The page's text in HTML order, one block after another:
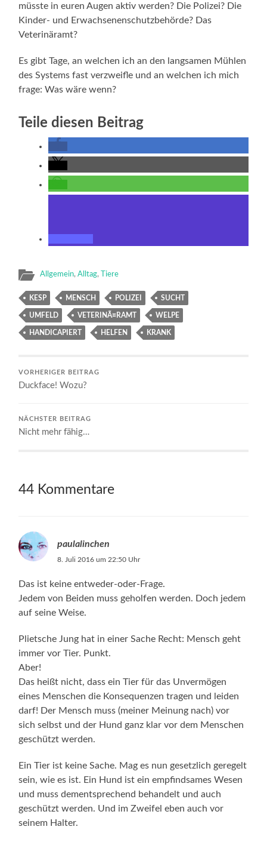
müsste in euren Augen aktiv werden? Die Polizei? Die
Kinder- und Erwachsenenschutzbehörde? Das
Veterinäramt?
Es gibt Tage, an welchen ich an den langsamen Mühlen
des Systems fast verzweifle und an welchen ich mich
frage: Was wäre wenn?
Teile diesen Beitrag
Allgemein,Alltag, Tiere
KESP MENSCH POLIZEI SUCHT
UMFELD VETERINÃ¤RAMT WELPE
HANDICAPIERT HELFEN KRANK
VORHERIGER BEITRAG
Duckface! Wozu?
NÄCHSTER BEITRAG
Nicht mehr fähig…
44 Kommentare
paulalinchen
8. Juli 2016 um 22:50 Uhr
Das ist keine entweder-oder-Frage.
Jedem von Beiden muss geholfen werden. Doch jedem
auf seine Weise.
Plietsche Jung hat in einer Sache Recht: Mensch geht
immer vor Tier. Punkt.
Aber!
Das heißt nicht, dass ein Tier für das Unvermögen
eines Menschen die Konsequenzen tragen und leiden
darf! Der Mensch muss (meiner Meinung nach) vor
sich selbst und der Hund ganz klar vor dem Menschen
geschützt werden.
Ein Tier ist keine Sache. Mag es nun gesetzlich geregelt
sein, wie es ist. Ein Hund ist ein empfindsames Wesen
und muss dementsprechend behandelt und auch
geschützt werden. Und im Zweifel eben auch vor
seinem Halter.